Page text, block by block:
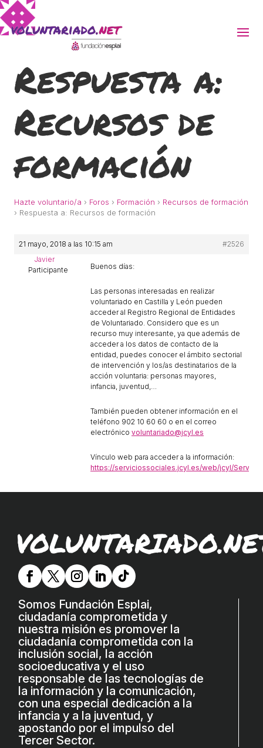
Respuesta a:
Recursos de
formación
Hazte voluntario/a › Foros › Formación › Recursos de formación
› Respuesta a: Recursos de formación
21 mayo, 2018 a las 10:15 am
#2526
Javier
Participante
Buenos días:
Las personas interesadas en realizar
voluntariado en Castilla y León pueden
acceder al Registro Regional de Entidades
de Voluntariado. Considero que es un
recurso muy interesante, ya que además de
acceder a los datos de contacto de la
entidad, puedes conocer el ámbito sectorial
de intervención y los/as destinatarios de la
acción voluntaria: personas mayores,
infancia, juventud,…
También pueden obtener información en el
teléfono 902 10 60 60 o en el correo
electrónico voluntariado@jcyl.es
Vínculo web para acceder a la información:
https://serviciossociales.jcyl.es/web/jcyl/
Somos Fundación Esplai,
ciudadanía comprometida y
nuestra misión es promover la
ciudadanía comprometida con la
inclusión social, la acción
socioeducativa y el uso
responsable de las tecnologías de
la información y la comunicación,
con una especial dedicación a la
infancia y a la juventud, y
apostando por el impulso del
Tercer Sector.
ALBERG CENTRE ESPLAI
ACCIÓ SOCIAL I JOVES
ESPLAIS
SUPORT TERCER SECTOR
CONEIX FUNDESPLAI
L'equip
Els comptes clars
Memòria d'activitats
Proposta educativa
ACTUALITAT
Notícies
Butlletins
Diari de la Fundació